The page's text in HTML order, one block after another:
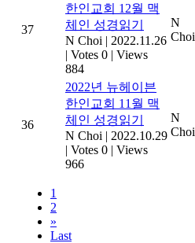
37
한인교회 12월 맥
체인 성경읽기
N Choi | 2022.11.26
| Votes 0 | Views
884
N
Choi
36
2022년 뉴헤이븐
한인교회 11월 맥
체인 성경읽기
N Choi | 2022.10.29
| Votes 0 | Views
966
N
Choi
1
2
»
Last